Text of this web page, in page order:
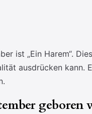
ist „Ein Harem“.
ausdrücken
geboren